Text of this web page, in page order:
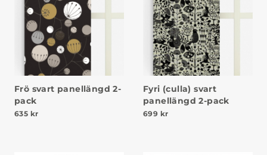
Frö svart panellängd 2-
pack
635 kr
Fyri (culla) svart
panellängd 2-pack
699 kr